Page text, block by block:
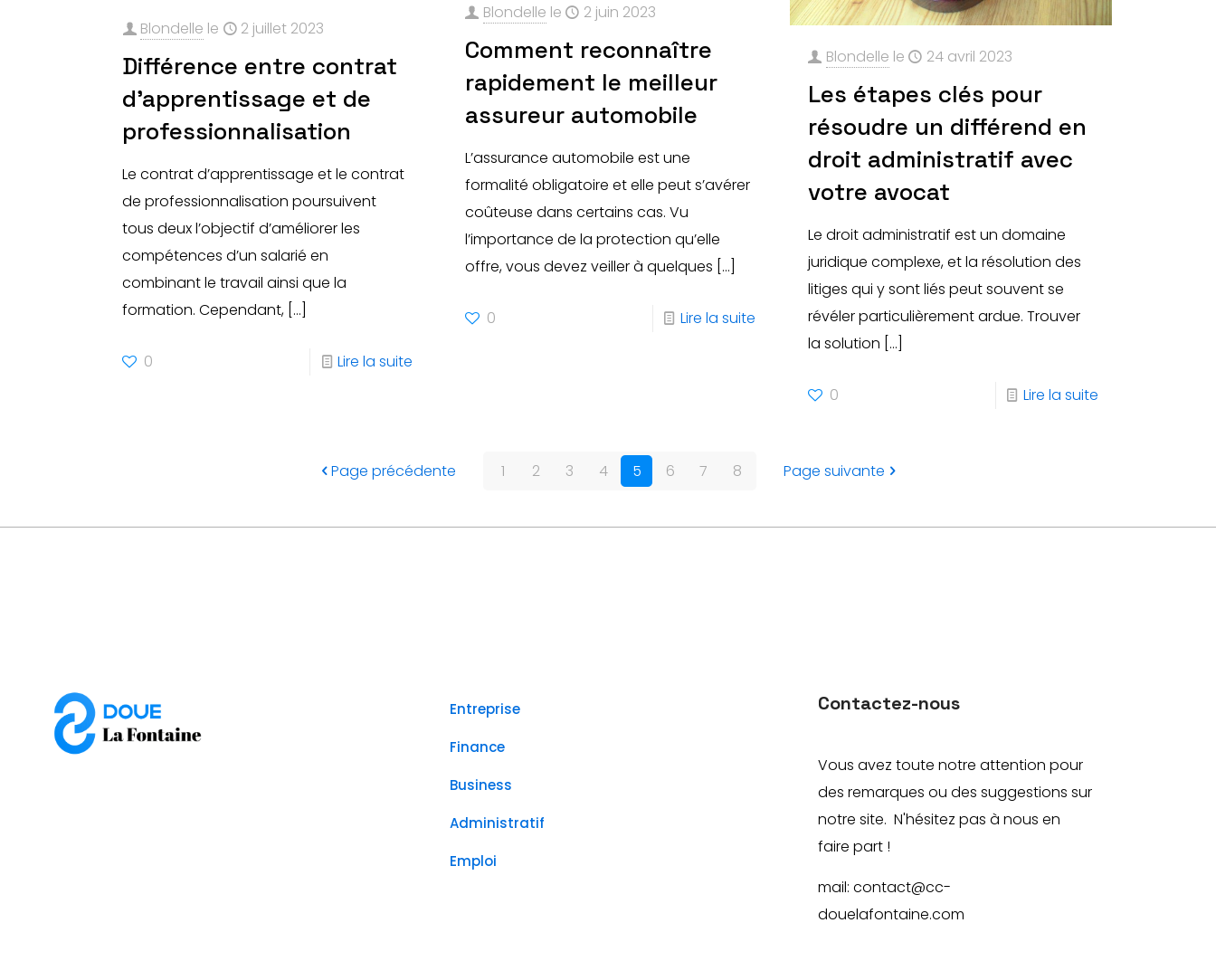
Blondelle le 2 juillet 2023
Différence entre contrat
d’apprentissage et de
professionnalisation
Le contrat d’apprentissage et le contrat
de professionnalisation poursuivent
tous deux l’objectif d’améliorer les
compétences d’un salarié en
combinant le travail ainsi que la
formation. Cependant, […]
0 Lire la suite
Blondelle le 2 juin 2023
Comment reconnaître
rapidement le meilleur
assureur automobile
L’assurance automobile est une
formalité obligatoire et elle peut s’avérer
coûteuse dans certains cas. Vu
l’importance de la protection qu’elle
offre, vous devez veiller à quelques […]
0 Lire la suite
Blondelle le 24 avril 2023
Les étapes clés pour
résoudre un différend en
droit administratif avec
votre avocat
Le droit administratif est un domaine
juridique complexe, et la résolution des
litiges qui y sont liés peut souvent se
révéler particulièrement ardue. Trouver
la solution […]
0 Lire la suite
Page précédente 1 2 3 4 5 6 7 8 Page suivante
Entreprise
Finance
Business
Administratif
Emploi
Contactez-nous
Vous avez toute notre attention pour
des remarques ou des suggestions sur
notre site. N'hésitez pas à nous en
faire part !
mail: contact@cc-
douelafontaine.com